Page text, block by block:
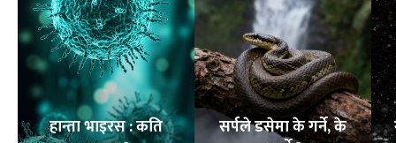
हान्ता भाइरस : कति
सर्पले डसेमा के गर्ने, के